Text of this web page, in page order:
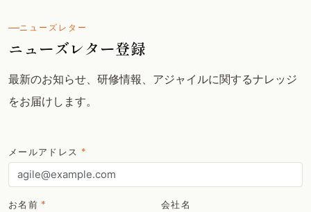
ニューズレター
ニューズレター登録
最新のお知らせ、研修情報、アジャイルに関するナレッジ
をお届けします。
メールアドレス *
お名前 * 会社名